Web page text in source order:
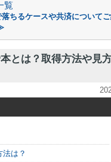
覧
ちるケースや共済について
とは？取得方法や見
は？